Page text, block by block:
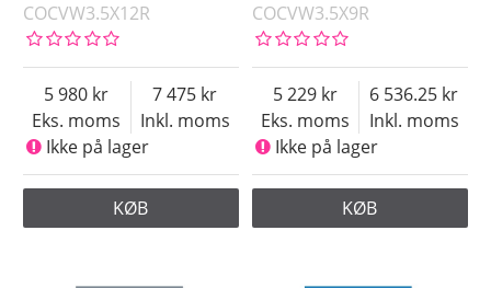
COCVW3.5X12R
Eks. moms
5 980
Inkl. moms
7 475
Ikke på lager
KØB
COCVW3.5X9R
Eks. moms
5 229
Inkl. moms
6 536.25
Ikke på lager
KØB